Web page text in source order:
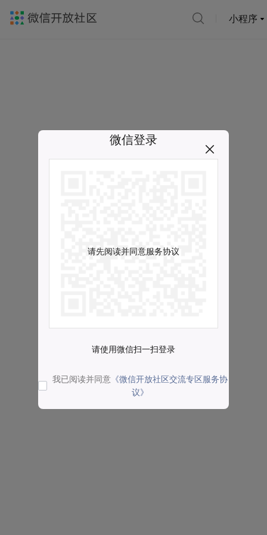
小程序
微信登录
请先阅读并同意服务协议
请使用微信扫一扫登录
我已阅读并同意 《微信开放社区交流专区服务协
议》